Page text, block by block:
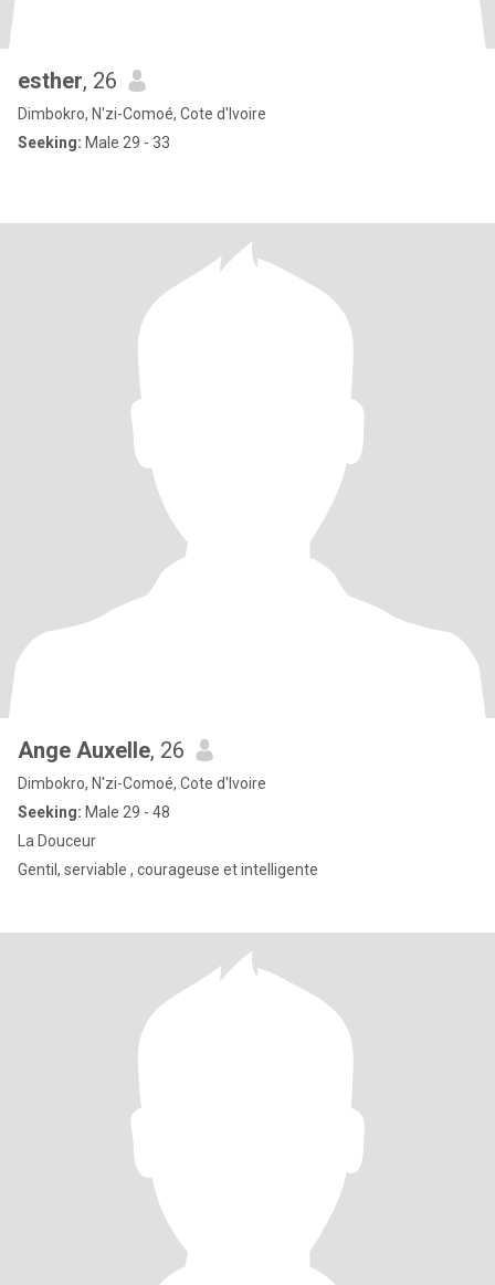
esther, 26
Dimbokro, N'zi-Comoé, Cote d'Ivoire
Seeking: Male 29 - 33
Ange Auxelle, 26
Dimbokro, N'zi-Comoé, Cote d'Ivoire
Seeking: Male 29 - 48
La Douceur
Gentil, serviable , courageuse et intelligente